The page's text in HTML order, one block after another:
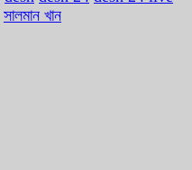
সালমান খান